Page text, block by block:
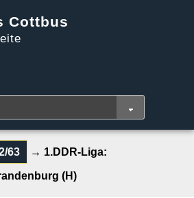
Cottbus
63 → 1.DDR-Liga:
(H)